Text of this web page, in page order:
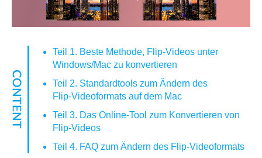
Teil 1. Beste Methode, Flip‑Videos unter
Windows/Mac zu konvertieren
Teil 2. Standardtools zum Ändern des
Flip‑Videoformats auf dem Mac
Teil 3. Das Online‑Tool zum Konvertieren von
Flip‑Videos
Teil 4. FAQ zum Ändern des Flip‑Videoformats